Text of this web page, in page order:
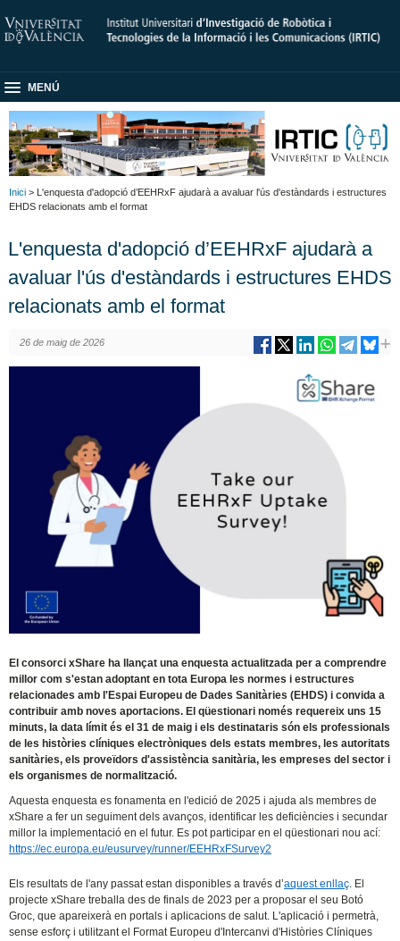
MENÚ
Inici > L'enquesta d'adopció d’EEHRxF ajudarà a avaluar l'ús d'estàndards i estructures
EHDS relacionats amb el format
L'enquesta d'adopció d’EEHRxF ajudarà a
avaluar l'ús d'estàndards i estructures EHDS
relacionats amb el format
26 de maig de 2026
El consorci xShare ha llançat una enquesta actualitzada per a comprendre
millor com s'estan adoptant en tota Europa les normes i estructures
relacionades amb l'Espai Europeu de Dades Sanitàries (EHDS) i convida a
contribuir amb noves aportacions. El qüestionari només requereix uns 15
minuts, la data límit és el 31 de maig i els destinataris són els professionals
de les històries clíniques electròniques dels estats membres, les autoritats
sanitàries, els proveïdors d'assistència sanitària, les empreses del sector i
els organismes de normalització.
Aquesta enquesta es fonamenta en l'edició de 2025 i ajuda als membres de
xShare a fer un seguiment dels avanços, identificar les deficiències i secundar
millor la implementació en el futur. Es pot participar en el qüestionari nou ací:
https://ec.europa.eu/eusurvey/runner/EEHRxFSurvey2
Els resultats de l'any passat estan disponibles a través d’aquest enllaç. El
projecte xShare treballa des de finals de 2023 per a proposar el seu Botó
Groc, que apareixerà en portals i aplicacions de salut. L'aplicació i permetrà,
sense esforç i utilitzant el Format Europeu d'Intercanvi d'Històries Clíniques